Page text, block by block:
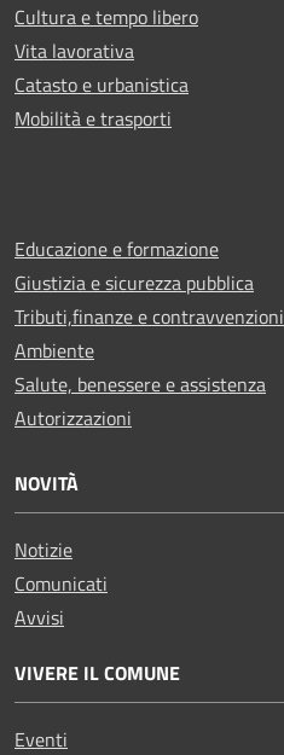
Cultura e tempo libero
Vita lavorativa
Catasto e urbanistica
Mobilità e trasporti
Educazione e formazione
Giustizia e sicurezza pubblica
Tributi,finanze e contravvenzioni
Ambiente
Salute, benessere e assistenza
Autorizzazioni
NOVITÀ
Notizie
Comunicati
Avvisi
VIVERE IL COMUNE
Eventi